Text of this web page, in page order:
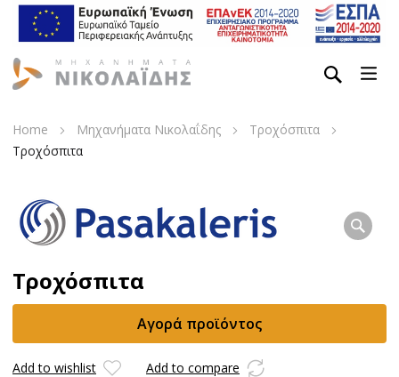
Home Μηχανήματα Νικολαΐδης
Τροχόσπιτα
Τροχόσπιτα
Τροχόσπιτα
Αγορά προϊόντος
Add to wishlist Add to compare